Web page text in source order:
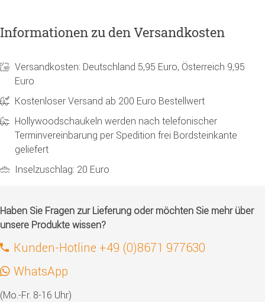
Informationen zu den Versandkosten
Versandkosten: Deutschland 5,95 Euro, Österreich 9,95
Euro
Kostenloser Versand ab 200 Euro Bestellwert
Hollywoodschaukeln werden nach telefonischer
Terminvereinbarung per Spedition frei Bordsteinkante
geliefert
Inselzuschlag: 20 Euro
Haben Sie Fragen zur Lieferung oder möchten Sie mehr über
unsere Produkte wissen?
Kunden-Hotline +49 (0)8671 977630
WhatsApp
(Mo.-Fr. 8-16 Uhr)